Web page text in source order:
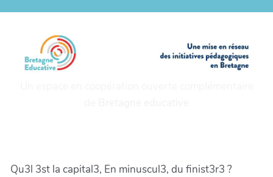
Qu3l 3st la capital3, En minuscul3, du finist3r3 ?